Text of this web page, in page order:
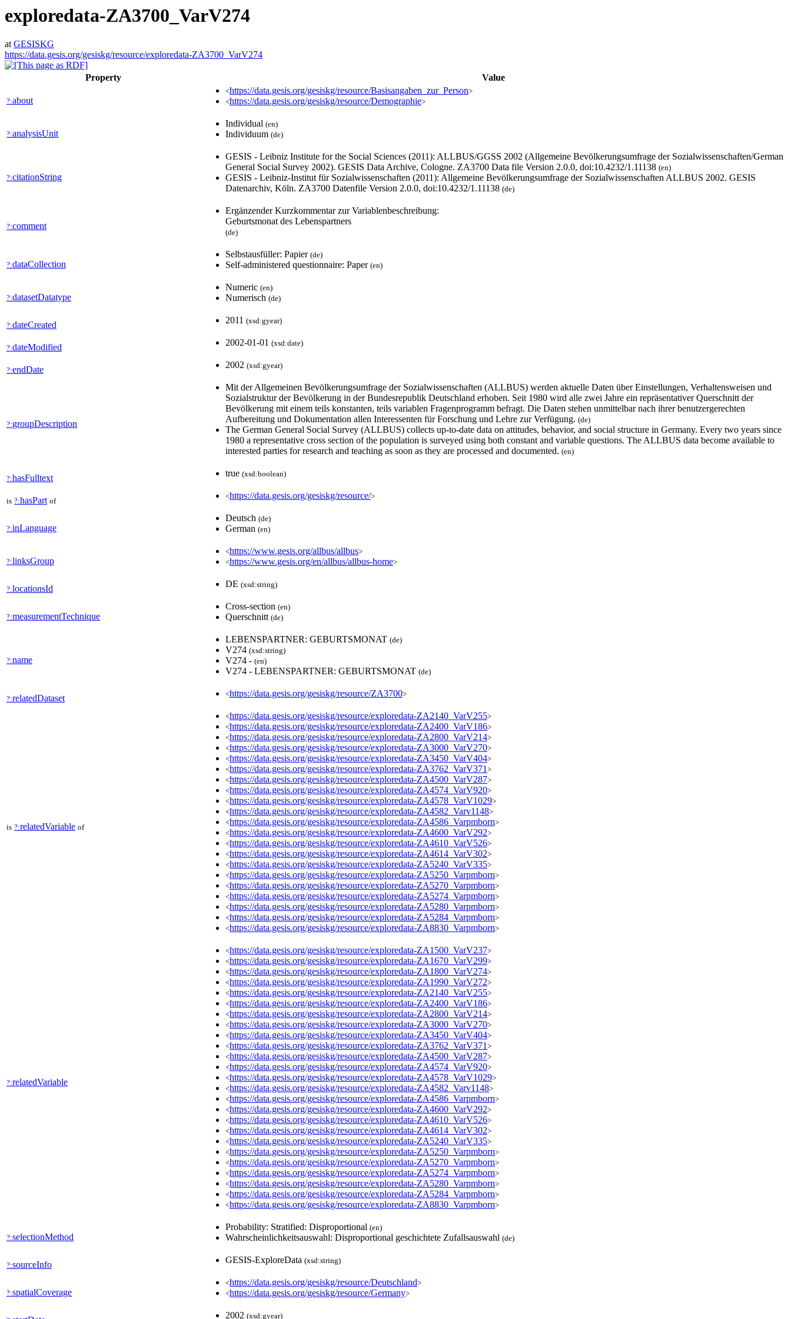
exploredata-ZA3700_VarV274
atGESISKG
https://data.gesis.org/gesiskg/resource/exploredata-ZA3700_VarV274
Property Value
?:about
<https://data.gesis.org/gesiskg/resource/Basisangaben_zur_Person>
<https://data.gesis.org/gesiskg/resource/Demographie>
?:analysisUnit
Individual (en)
Individuum (de)
?:citationString
GESIS - Leibniz Institute for the Social Sciences (2011): ALLBUS/GGSS 2002 (Allgemeine Bevölkerungsumfrage der Sozialwissenschaften/German
General Social Survey 2002). GESIS Data Archive, Cologne. ZA3700 Data file Version 2.0.0, doi:10.4232/1.11138 (en)
GESIS - Leibniz-Institut für Sozialwissenschaften (2011): Allgemeine Bevölkerungsumfrage der Sozialwissenschaften ALLBUS 2002. GESIS
Datenarchiv, Köln. ZA3700 Datenfile Version 2.0.0, doi:10.4232/1.11138 (de)
?:comment
Ergänzender Kurzkommentar zur Variablenbeschreibung:
Geburtsmonat des Lebenspartners
(de)
?:dataCollection
Selbstausfüller: Papier (de)
Self-administered questionnaire: Paper (en)
?:datasetDatatype
Numeric (en)
Numerisch (de)
?:dateCreated 2011 (xsd:gyear)
?:dateModified 2002-01-01 (xsd:date)
?:endDate 2002 (xsd:gyear)
?:groupDescription
Mit der Allgemeinen Bevölkerungsumfrage der Sozialwissenschaften (ALLBUS) werden aktuelle Daten über Einstellungen, Verhaltensweisen und
Sozialstruktur der Bevölkerung in der Bundesrepublik Deutschland erhoben. Seit 1980 wird alle zwei Jahre ein repräsentativer Querschnitt der
Bevölkerung mit einem teils konstanten, teils variablen Fragenprogramm befragt. Die Daten stehen unmittelbar nach ihrer benutzergerechten
Aufbereitung und Dokumentation allen Interessenten für Forschung und Lehre zur Verfügung. (de)
The German General Social Survey (ALLBUS) collects up-to-date data on attitudes, behavior, and social structure in Germany. Every two years since
1980 a representative cross section of the population is surveyed using both constant and variable questions. The ALLBUS data become available to
interested parties for research and teaching as soon as they are processed and documented. (en)
?:hasFulltext true (xsd:boolean)
is ?:hasPart of
<https://data.gesis.org/gesiskg/resource/>
?:inLanguage
Deutsch (de)
German (en)
?:linksGroup
<https://www.gesis.org/allbus/allbus>
<https://www.gesis.org/en/allbus/allbus-home>
?:locationsId DE (xsd:string)
?:measurementTechnique
Cross-section (en)
Querschnitt (de)
?:name
LEBENSPARTNER: GEBURTSMONAT (de)
V274 (xsd:string)
V274 - (en)
V274 - LEBENSPARTNER: GEBURTSMONAT (de)
?:relatedDataset <https://data.gesis.org/gesiskg/resource/ZA3700>
is ?:relatedVariable of
<https://data.gesis.org/gesiskg/resource/exploredata-ZA2140_VarV255>
<https://data.gesis.org/gesiskg/resource/exploredata-ZA2400_VarV186>
<https://data.gesis.org/gesiskg/resource/exploredata-ZA2800_VarV214>
<https://data.gesis.org/gesiskg/resource/exploredata-ZA3000_VarV270>
<https://data.gesis.org/gesiskg/resource/exploredata-ZA3450_VarV404>
<https://data.gesis.org/gesiskg/resource/exploredata-ZA3762_VarV371>
<https://data.gesis.org/gesiskg/resource/exploredata-ZA4500_VarV287>
<https://data.gesis.org/gesiskg/resource/exploredata-ZA4574_VarV920>
<https://data.gesis.org/gesiskg/resource/exploredata-ZA4578_VarV1029>
<https://data.gesis.org/gesiskg/resource/exploredata-ZA4582_Varv1148>
<https://data.gesis.org/gesiskg/resource/exploredata-ZA4586_Varpmborn>
<https://data.gesis.org/gesiskg/resource/exploredata-ZA4600_VarV292>
<https://data.gesis.org/gesiskg/resource/exploredata-ZA4610_VarV526>
<https://data.gesis.org/gesiskg/resource/exploredata-ZA4614_VarV302>
<https://data.gesis.org/gesiskg/resource/exploredata-ZA5240_VarV335>
<https://data.gesis.org/gesiskg/resource/exploredata-ZA5250_Varpmborn>
<https://data.gesis.org/gesiskg/resource/exploredata-ZA5270_Varpmborn>
<https://data.gesis.org/gesiskg/resource/exploredata-ZA5274_Varpmborn>
<https://data.gesis.org/gesiskg/resource/exploredata-ZA5280_Varpmborn>
<https://data.gesis.org/gesiskg/resource/exploredata-ZA5284_Varpmborn>
<https://data.gesis.org/gesiskg/resource/exploredata-ZA8830_Varpmborn>
?:relatedVariable
<https://data.gesis.org/gesiskg/resource/exploredata-ZA1500_VarV237>
<https://data.gesis.org/gesiskg/resource/exploredata-ZA1670_VarV299>
<https://data.gesis.org/gesiskg/resource/exploredata-ZA1800_VarV274>
<https://data.gesis.org/gesiskg/resource/exploredata-ZA1990_VarV272>
<https://data.gesis.org/gesiskg/resource/exploredata-ZA2140_VarV255>
<https://data.gesis.org/gesiskg/resource/exploredata-ZA2400_VarV186>
<https://data.gesis.org/gesiskg/resource/exploredata-ZA2800_VarV214>
<https://data.gesis.org/gesiskg/resource/exploredata-ZA3000_VarV270>
<https://data.gesis.org/gesiskg/resource/exploredata-ZA3450_VarV404>
<https://data.gesis.org/gesiskg/resource/exploredata-ZA3762_VarV371>
<https://data.gesis.org/gesiskg/resource/exploredata-ZA4500_VarV287>
<https://data.gesis.org/gesiskg/resource/exploredata-ZA4574_VarV920>
<https://data.gesis.org/gesiskg/resource/exploredata-ZA4578_VarV1029>
<https://data.gesis.org/gesiskg/resource/exploredata-ZA4582_Varv1148>
<https://data.gesis.org/gesiskg/resource/exploredata-ZA4586_Varpmborn>
<https://data.gesis.org/gesiskg/resource/exploredata-ZA4600_VarV292>
<https://data.gesis.org/gesiskg/resource/exploredata-ZA4610_VarV526>
<https://data.gesis.org/gesiskg/resource/exploredata-ZA4614_VarV302>
<https://data.gesis.org/gesiskg/resource/exploredata-ZA5240_VarV335>
<https://data.gesis.org/gesiskg/resource/exploredata-ZA5250_Varpmborn>
<https://data.gesis.org/gesiskg/resource/exploredata-ZA5270_Varpmborn>
<https://data.gesis.org/gesiskg/resource/exploredata-ZA5274_Varpmborn>
<https://data.gesis.org/gesiskg/resource/exploredata-ZA5280_Varpmborn>
<https://data.gesis.org/gesiskg/resource/exploredata-ZA5284_Varpmborn>
<https://data.gesis.org/gesiskg/resource/exploredata-ZA8830_Varpmborn>
?:selectionMethod
Probability: Stratified: Disproportional (en)
Wahrscheinlichkeitsauswahl: Disproportional geschichtete Zufallsauswahl (de)
?:sourceInfo GESIS-ExploreData (xsd:string)
?:spatialCoverage
<https://data.gesis.org/gesiskg/resource/Deutschland>
<https://data.gesis.org/gesiskg/resource/Germany>
2002 (xsd:gyear)